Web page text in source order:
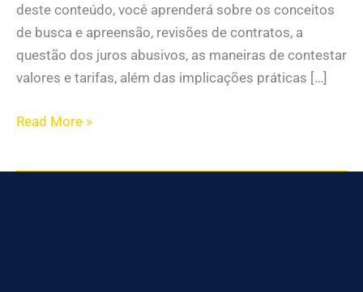
deste conteúdo, você aprenderá sobre os conceitos
de busca e apreensão, revisões de contratos, a
questão dos juros abusivos, as maneiras de contestar
valores e tarifas, além das implicações práticas […]
Read More »